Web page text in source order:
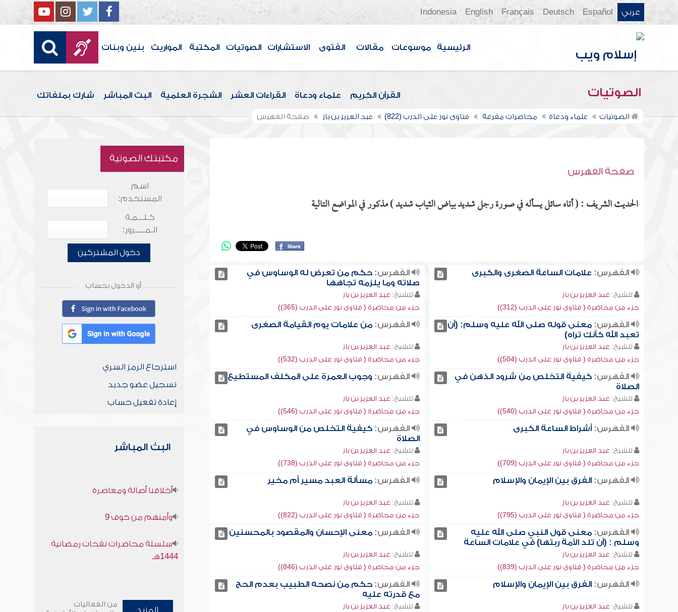
عربي Español
Deutsch
Français
English
Indonesia
الرئيسية موسوعات مقالات الفتوى الاستشارات الصوتيات المكتبة المواريث بنين وبنات
الصوتيات القرآن الكريم علماء ودعاة القراءات العشر الشجرة العلمية البث المباشر شارك بملفاتك
الصوتيات علماء ودعاة محاضرات مفرغة فتاوى نور على الدرب (822) عبد العزيز بن باز صفحة الفهرس
صفحة الفهرس
الحديث الشريف : ( أتاه سائل يسأله في صورة رجل شديد بياض الثياب شديد ) مذكور في المواضع التالية
الفهرس: علامات الساعة الصغرى والكبرى
للشيخ: عبد العزيز بن باز
جزء من محاضرة ( فتاوى نور على الدرب (312))
الفهرس: حكم من تعرض له الوساوس في
صلاته وما يلزمه تجاهها
للشيخ: عبد العزيز بن باز
جزء من محاضرة ( فتاوى نور على الدرب (365))
الفهرس:معنى قوله صلى الله عليه وسلم: (أن
تعبد الله كأنك تراه)
للشيخ: عبد العزيز بن باز
جزء من محاضرة ( فتاوى نور على الدرب (504))
الفهرس: من علامات يوم القيامة الصغرى
للشيخ: عبد العزيز بن باز
جزء من محاضرة ( فتاوى نور على الدرب (532))
الفهرس:كيفية التخلص من شرود الذهن في
الصلاة
للشيخ: عبد العزيز بن باز
جزء من محاضرة ( فتاوى نور على الدرب (540))
الفهرس: وجوب العمرة على المكلف المستطيع
للشيخ: عبد العزيز بن باز
جزء من محاضرة ( فتاوى نور على الدرب (546))
الفهرس:أشراط الساعة الكبرى
للشيخ: عبد العزيز بن باز
جزء من محاضرة ( فتاوى نور على الدرب (709))
الفهرس: كيفية التخلص من الوساوس في
الصلاة
للشيخ: عبد العزيز بن باز
جزء من محاضرة ( فتاوى نور على الدرب (738))
الفهرس:الفرق بين الإيمان والإسلام
للشيخ: عبد العزيز بن باز
جزء من محاضرة ( فتاوى نور على الدرب (795))
الفهرس: مسألة العبد مسير أم مخير
للشيخ: عبد العزيز بن باز
جزء من محاضرة ( فتاوى نور على الدرب (822))
الفهرس:معنى قول النبي صلى الله عليه
وسلم : (أن تلد الأمة ربتها) في علامات الساعة
للشيخ: عبد العزيز بن باز
جزء من محاضرة ( فتاوى نور على الدرب (839))
الفهرس: معنى الإحسان والمقصود بالمحسنين
للشيخ: عبد العزيز بن باز
جزء من محاضرة ( فتاوى نور على الدرب (846))
الفهرس:الفرق بين الإيمان والإسلام
للشيخ: عبد العزيز بن باز
الفهرس: حكم من نصحه الطبيب بعدم الحج
مع قدرته عليه
للشيخ: عبد العزيز بن باز
مكتبتك الصوتية
اسم
المستخدم:
كـلـــمـة
الـمـــــرور:
دخول المشتركين
أو الدخول بحساب
استرجاع الرمز السري
تسجيل عضو جديد
إعادة تفعيل حساب
البث المباشر
أخلاقنا أصالة ومعاصرة
وأمنهم من خوف 9
سلسلة محاضرات نفحات رمضانية
1444هـ
المزيد
من الفعاليات